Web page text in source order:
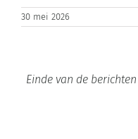
30 mei 2026